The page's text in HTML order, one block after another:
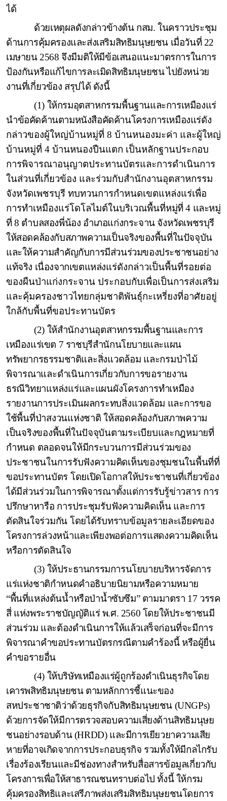
ได้
ด้วยเหตุผลดังกล่าวข้างต้น กสม. ในคราวประชุม
ด้านการคุ้มครองและส่งเสริมสิทธิมนุษยชน เมื่อวันที่ 22
เมษายน 2568 จึงมีมติให้มีข้อเสนอแนะมาตรการในการ
ป้องกันหรือแก้ไขการละเมิดสิทธิมนุษยชน ไปยังหน่วย
งานที่เกี่ยวข้อง สรุปได้ ดังนี้
(1) ให้กรมอุตสาหกรรมพื้นฐานและการเหมืองแร่
นำข้อคัดค้านตามหนังสือคัดค้านโครงการเหมืองแร่ดัง
กล่าวของผู้ใหญ่บ้านหมู่ที่ 8 บ้านหนองมะค่า และผู้ใหญ่
บ้านหมู่ที่ 4 บ้านหนองปืนแตก เป็นหลักฐานประกอบ
การพิจารณาอนุญาตประทานบัตรและการดำเนินการ
ในส่วนที่เกี่ยวข้อง และร่วมกับสำนักงานอุตสาหกรรม
จังหวัดเพชรบุรี ทบทวนการกำหนดเขตแหล่งแร่เพื่อ
การทำเหมืองแร่โดโลไมต์ในบริเวณพื้นที่หมู่ที่ 4 และหมู่
ที่ 8 ตำบลสองพี่น้อง อำเภอแก่งกระจาน จังหวัดเพชรบุรี
ให้สอดคล้องกับสภาพความเป็นจริงของพื้นที่ในปัจจุบัน
และให้ความสำคัญกับการมีส่วนร่วมของประชาชนอย่าง
แท้จริง เนื่องจากเขตแหล่งแร่ดังกล่าวเป็นพื้นที่รอยต่อ
ของผืนป่าแก่งกระจาน ประกอบกับเพื่อเป็นการส่งเสริม
และคุ้มครองชาวไทยกลุ่มชาติพันธุ์กะเหรี่ยงที่อาศัยอยู่
ใกล้กับพื้นที่ขอประทานบัตร
(2) ให้สำนักงานอุตสาหกรรมพื้นฐานและการ
เหมืองแร่เขต 7 ราชบุรีสำนักนโยบายและแผน
ทรัพยากรธรรมชาติและสิ่งแวดล้อม และกรมป่าไม้
พิจารณาและดำเนินการเกี่ยวกับการขอรายงาน
ธรณีวิทยาแหล่งแร่และแผนผังโครงการทำเหมือง
รายงานการประเมินผลกระทบสิ่งแวดล้อม และการขอ
ใช้พื้นที่ป่าสงวนแห่งชาติ ให้สอดคล้องกับสภาพความ
เป็นจริงของพื้นที่ในปัจจุบันตามระเบียบและกฎหมายที่
กำหนด ตลอดจนให้มีกระบวนการมีส่วนร่วมของ
ประชาชนในการรับฟังความคิดเห็นของชุมชนในพื้นที่ที่
ขอประทานบัตร โดยเปิดโอกาสให้ประชาชนที่เกี่ยวข้อง
ได้มีส่วนร่วมในการพิจารณาตั้งแต่การรับรู้ข่าวสาร การ
ปรึกษาหารือ การประชุมรับฟังความคิดเห็น และการ
ตัดสินใจร่วมกัน โดยได้รับทราบข้อมูลรายละเอียดของ
โครงการล่วงหน้าและเพียงพอต่อการแสดงความคิดเห็น
หรือการตัดสินใจ
(3) ให้ประธานกรรมการนโยบายบริหารจัดการ
แร่แห่งชาติกำหนดคำอธิบายนิยามหรือความหมาย
“พื้นที่แหล่งต้นน้ำหรือป่าน้ำซับซึม” ตามมาตรา 17 วรรค
สี่ แห่งพระราชบัญญัติแร่ พ.ศ. 2560 โดยให้ประชาชนมี
ส่วนร่วม และต้องดำเนินการให้แล้วเสร็จก่อนที่จะมีการ
พิจารณาคำขอประทานบัตรกรณีตามคำร้องนี้ หรือผู้ยื่น
คำขอรายอื่น
(4) ให้บริษัทเหมืองแร่ผู้ถูกร้องดำเนินธุรกิจโดย
เคารพสิทธิมนุษยชน ตามหลักการชี้แนะของ
สหประชาชาติว่าด้วยธุรกิจกับสิทธิมนุษยชน (UNGPs)
ด้วยการจัดให้มีการตรวจสอบความเสี่ยงด้านสิทธิมนุษย
ชนอย่างรอบด้าน (HRDD) และมีการเยียวยาความเสีย
หายที่อาจเกิดจากการประกอบธุรกิจ รวมทั้งให้มีกลไกรับ
เรื่องร้องเรียนและมีช่องทางสำหรับสื่อสารข้อมูลเกี่ยวกับ
โครงการเพื่อให้สาธารณชนทราบต่อไป ทั้งนี้ ให้กรม
คุ้มครองสิทธิและเสรีภาพส่งเสริมสิทธิมนุษยชนโดยการ